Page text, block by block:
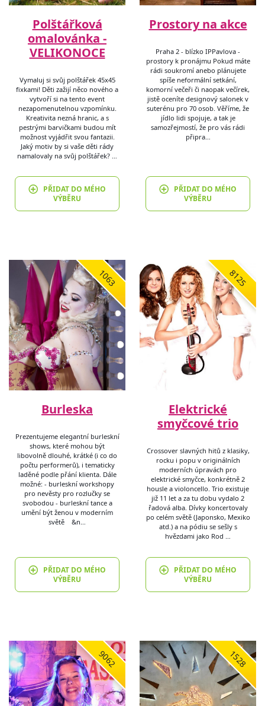
Polštářková
omalovánka -
VELIKONOCE
Vymaluj si svůj polštářek 45x45
fixkami! Děti zažijí něco nového a
vytvoří si na tento event
nezapomenutelnou vzpomínku.
Kreativita nezná hranic, a s
pestrými barvičkami budou mít
možnost vyjádřit svou fantazii.
Jaký motiv by si vaše děti rády
namalovaly na svůj polštářek? …
PŘIDAT DO MÉHO
VÝBĚRU
Prostory na akce
Praha 2 - blízko IPPavlova -
prostory k pronájmu Pokud máte
rádi soukromí anebo plánujete
spíše neformální setkání,
komorní večeři či naopak večírek,
jistě oceníte designový salonek v
suterénu pro 70 osob. Věříme, že
jídlo lidi spojuje, a tak je
samozřejmostí, že pro vás rádi
připra…
PŘIDAT DO MÉHO
VÝBĚRU
1063
Burleska
Prezentujeme elegantní burleskní
shows, které mohou být
libovolně dlouhé, krátké (i co do
počtu performerů), i tematicky
laděné podle přání klienta. Dále
možné: - burleskní workshopy
pro nevěsty pro rozlučky se
svobodou - burleskní tance a
umění být ženou v moderním
světě &n…
PŘIDAT DO MÉHO
VÝBĚRU
8125
Elektrické
smyčcové trio
Crossover slavných hitů z klasiky,
rocku i popu v originálních
moderních úpravách pro
elektrické smyčce, konkrétně 2
housle a violoncello. Trio existuje
již 11 let a za tu dobu vydalo 2
řadová alba. Dívky koncertovaly
po celém světě (Japonsko, Mexiko
atd.) a na pódiu se sešly s
hvězdami jako Rod …
PŘIDAT DO MÉHO
VÝBĚRU
9062 1528